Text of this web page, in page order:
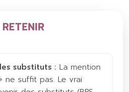
substituts : La mention
ne suffit pas. Le vrai